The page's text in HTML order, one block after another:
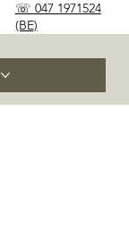
☏ 047 1971524
(BE)